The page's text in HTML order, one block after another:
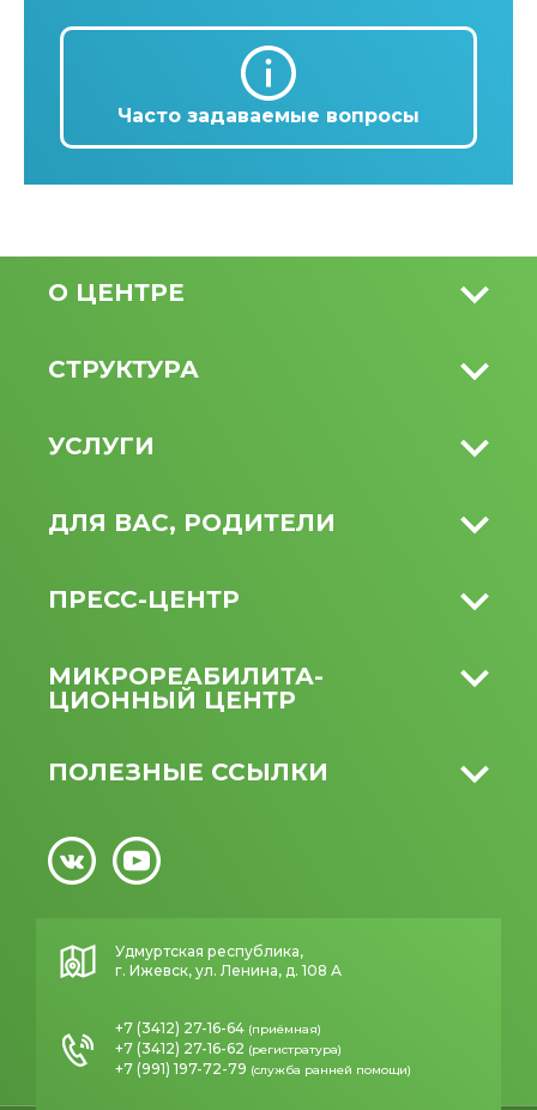
Часто задаваемые вопросы
О ЦЕНТРЕ
СТРУКТУРА
УСЛУГИ
ДЛЯ ВАС, РОДИТЕЛИ
ПРЕСС-ЦЕНТР
МИКРО­РЕАБИЛИТА­
ЦИОННЫЙ ЦЕНТР
ПОЛЕЗНЫЕ ССЫЛКИ
Удмуртская республика,
г. Ижевск, ул. Ленина, д. 108 А
+7 (3412) 27-16-64 (приёмная)
+7 (3412) 27-16-62 (регистратура)
+7 (991) 197-72-79 (служба ранней помощи)